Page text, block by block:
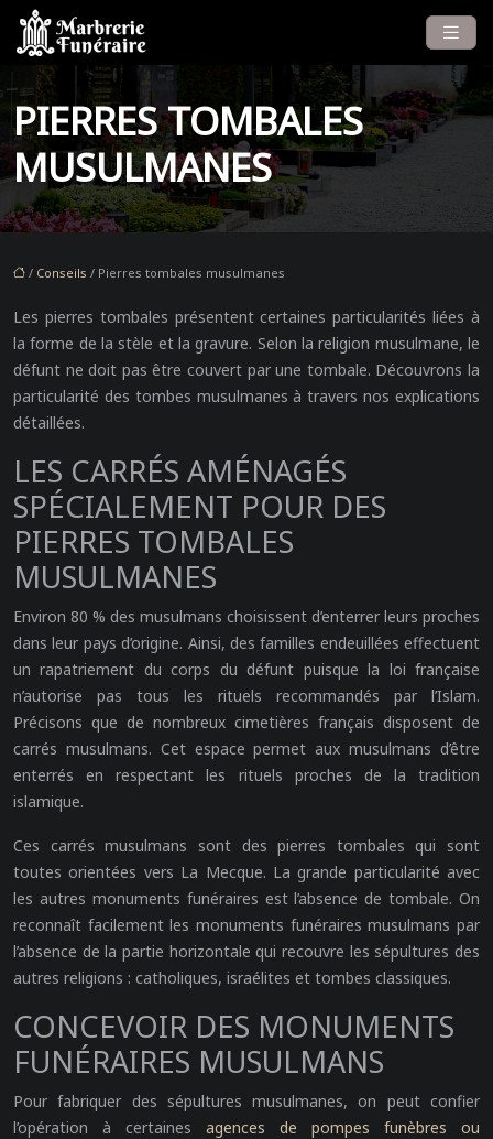
PIERRES TOMBALES
MUSULMANES
/ Conseils / Pierres tombales musulmanes
Les pierres tombales présentent certaines particularités liées à
la forme de la stèle et la gravure. Selon la religion musulmane, le
défunt ne doit pas être couvert par une tombale. Découvrons la
particularité des tombes musulmanes à travers nos explications
détaillées.
LES CARRÉS AMÉNAGÉS
SPÉCIALEMENT POUR DES
PIERRES TOMBALES
MUSULMANES
Environ 80 % des musulmans choisissent d’enterrer leurs proches
dans leur pays d’origine. Ainsi, des familles endeuillées effectuent
un rapatriement du corps du défunt puisque la loi française
n’autorise pas tous les rituels recommandés par l’Islam.
Précisons que de nombreux cimetières français disposent de
carrés musulmans. Cet espace permet aux musulmans d’être
enterrés en respectant les rituels proches de la tradition
islamique.
Ces carrés musulmans sont des pierres tombales qui sont
toutes orientées vers La Mecque. La grande particularité avec
les autres monuments funéraires est l’absence de tombale. On
reconnaît facilement les monuments funéraires musulmans par
l’absence de la partie horizontale qui recouvre les sépultures des
autres religions : catholiques, israélites et tombes classiques.
CONCEVOIR DES MONUMENTS
FUNÉRAIRES MUSULMANS
Pour fabriquer des sépultures musulmanes, on peut confier
l’opération à certaines agences de pompes funèbres ou